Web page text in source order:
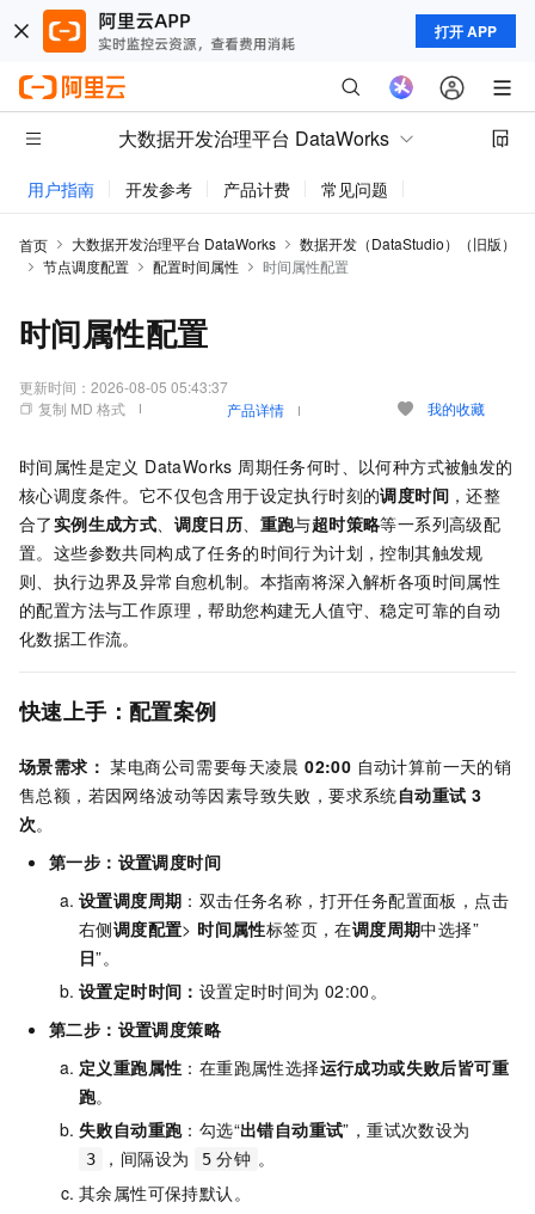
打开 APP
大数据开发治理平台 DataWorks
用户指南 开发参考 产品计费 常见问题
首页 大数据开发治理平台 DataWorks
数据开发（DataStudio）（旧版）
节点调度配置
配置时间属性 时间属性配置
时间属性配置
更新时间： 2026-08-05 05:43:37
复制 MD 格式
产品详情 我的收藏
时间属性是定义 DataWorks 周期任务何时、以何种方式被触发的
核心调度条件。它不仅包含用于设定执行时刻的调度时间 ，还整
合了实例生成方式、 调度日历、 重跑与超时策略等一系列高级配
置。这些参数共同构成了任务的时间行为计划，控制其触发规
则、执行边界及异常自愈机制。本指南将深入解析各项时间属性
的配置方法与工作原理，帮助您构建无人值守、稳定可靠的自动
化数据工作流。
快速上手：配置案例
场景需求： 某电商公司需要每天凌晨02:00 自动计算前一天的销
售总额，若因网络波动等因素导致失败，要求系统自动重试 3
次。
第一步：设置调度时间
设置调度周期 ：双击任务名称，打开任务配置面板，点击
右侧调度配置> 时间属性标签页，在调度周期中选择”
日”。
设置定时时间： 设置定时时间为 02:00。
第二步：设置调度策略
定义重跑属性 ：在重跑属性选择运行成功或失败后皆可重
跑。
失败自动重跑：勾选“出错自动重试”，重试次数设为
3 ，间隔设为 5 分钟 。
其余属性可保持默认。